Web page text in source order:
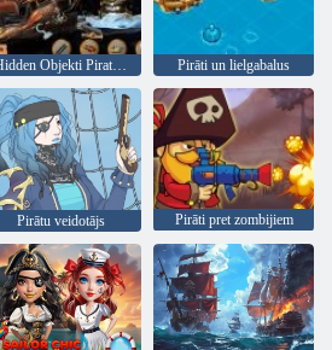
Hidden Objekti Pirate Treasure Pirāti un lielgabalus
Pirātu veidotājs Pirāti pret zombijiem